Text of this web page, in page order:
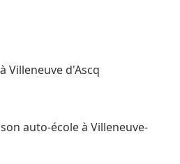
Villeneuve d'Ascq
auto-école à Villeneuve-